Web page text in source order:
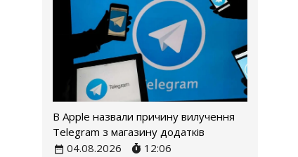
В Apple назвали причину вилучення
Telegram з магазину додатків
04.08.2026
12:06